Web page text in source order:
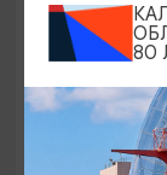
БФУ
80